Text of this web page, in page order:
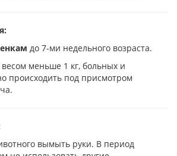
до 7-ми недельного возраста.
меньше 1 кг, больных и
происходить под присмотром
вымыть руки. В период